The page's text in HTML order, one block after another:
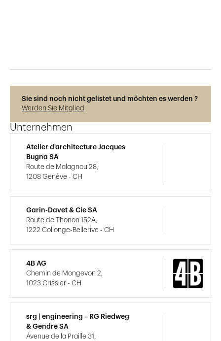
Sie sind noch nicht gelistet und möchten es werden ?
Werden Sie Mitglied
Unternehmen
Atelier d'architecture Jacques
Bugna SA
Route de Malagnou 28,
1208 Genève - CH
Garin-Davet & Cie SA
Route de Thonon 152A,
1222 Collonge-Bellerive - CH
4B AG
Chemin de Mongevon 2,
1023 Crissier - CH
srg | engineering – RG Riedweg
& Gendre SA
Avenue de la Praille 31,